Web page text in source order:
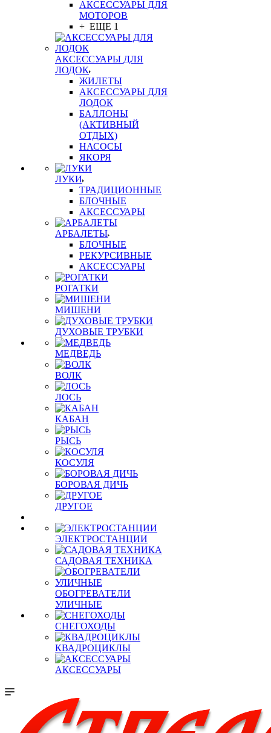
АКСЕССУАРЫ ДЛЯ
МОТОРОВ
+ ЕЩЕ 1
АКСЕССУАРЫ ДЛЯ
ЛОДОК
ЖИЛЕТЫ
АКСЕССУАРЫ ДЛЯ
ЛОДОК
БАЛЛОНЫ
(АКТИВНЫЙ
ОТДЫХ)
НАСОСЫ
ЯКОРЯ
ЛУКИ
ТРАДИЦИОННЫЕ
БЛОЧНЫЕ
АКСЕССУАРЫ
АРБАЛЕТЫ
БЛОЧНЫЕ
РЕКУРСИВНЫЕ
АКСЕССУАРЫ
РОГАТКИ
МИШЕНИ
ДУХОВЫЕ ТРУБКИ
МЕДВЕДЬ
ВОЛК
ЛОСЬ
КАБАН
РЫСЬ
КОСУЛЯ
БОРОВАЯ ДИЧЬ
ДРУГОЕ
ЭЛЕКТРОСТАНЦИИ
САДОВАЯ ТЕХНИКА
ОБОГРЕВАТЕЛИ
УЛИЧНЫЕ
СНЕГОХОДЫ
КВАДРОЦИКЛЫ
АКСЕССУАРЫ